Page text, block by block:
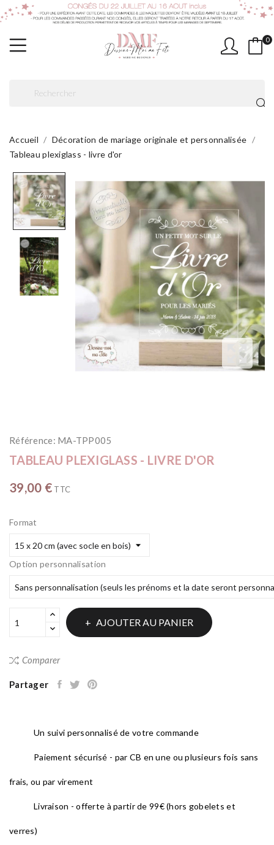
0
Accueil
Décoration de mariage originale et personnalisée
Tableau plexiglass - livre d'or
Référence: MA-TPP005
TABLEAU PLEXIGLASS - LIVRE D'OR
39,00 € TTC
Format
Option personnalisation
AJOUTER AU PANIER
Comparer
Partager
Un suivi personnalisé de votre commande
Paiement sécurisé - par CB en une ou plusieurs fois sans
frais, ou par virement
Livraison - offerte à partir de 99€ (hors gobelets et
verres)